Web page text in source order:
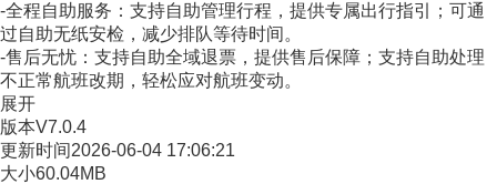
-全程自助服务：支持自助管理行程，提供专属出行指引；可通
过自助无纸安检，减少排队等待时间。
-售后无忧：支持自助全域退票，提供售后保障；支持自助处理
不正常航班改期，轻松应对航班变动。
展开
版本V7.0.4
更新时间2026-06-04 17:06:21
大小60.04MB